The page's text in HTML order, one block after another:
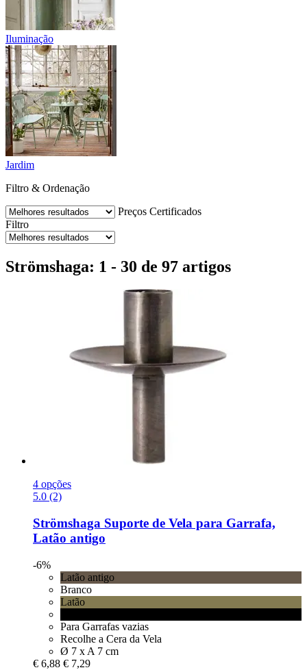
Iluminação
Jardim
Filtro & Ordenação
Preços Certificados
Filtro
Strömshaga: 1 - 30 de 97 artigos
4 opções
5.0 (2)
Strömshaga Suporte de Vela para Garrafa,
Latão antigo
-6%
Latão antigo
Branco
Latão
Para Garrafas vazias
Recolhe a Cera da Vela
Ø 7 x A 7 cm
€ 6,88 € 7,29